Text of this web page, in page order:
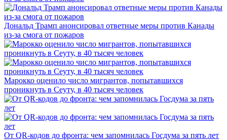
Дональд Трамп анонсировал ответные меры против Канады
из-за смога от пожаров
Марокко оценило число мигрантов, попытавшихся
проникнуть в Сеуту, в 40 тысяч человек
От QR-кодов до фронта: чем запомнилась Госдума за пять лет